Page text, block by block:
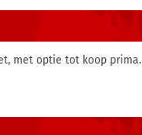
met optie tot koop prima.